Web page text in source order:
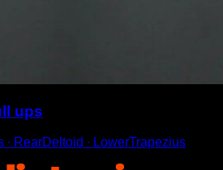
ups
∙ RearDeltoid ∙ LowerTrapezius